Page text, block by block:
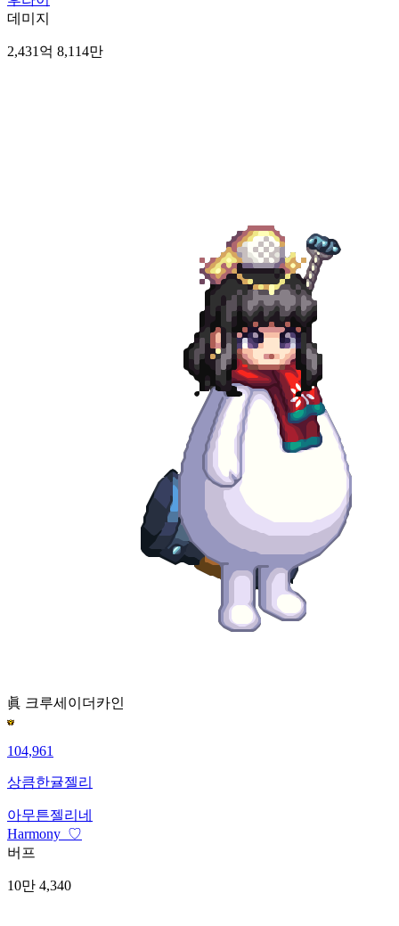
데미지
2,431억 8,114만
眞 크루세이더 카인
104,961
상큼한귤젤리
아무튼젤리네
Harmony_♡
버프
10만 4,340